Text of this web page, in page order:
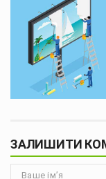
ЗАЛИШИТИ